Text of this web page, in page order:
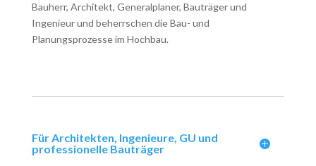
Bauherr, Architekt, Generalplaner, Bauträger und
Ingenieur und beherrschen die Bau- und
Planungsprozesse im Hochbau.
Für Architekten, Ingenieure, GU und
professionelle Bauträger